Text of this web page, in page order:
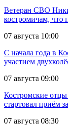
Ветеран СВО
костромичам, что
07 августа 10:00
С начала года в
участием
07 августа 09:00
Костромские
стартовал приём
07 августа 08:30